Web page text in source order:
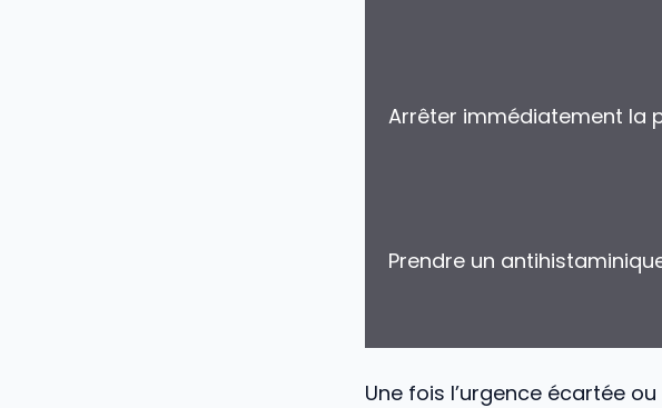
Arrêter immédiatement la
Prendre un
Une fois l’urgence écartée